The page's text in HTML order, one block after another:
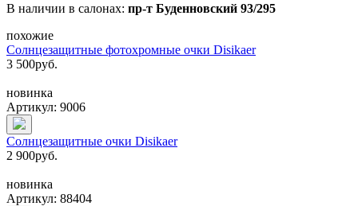
В наличии в салонах: пр-т Буденновский 93/295
похожие
Солнцезащитные фотохромные очки Disikaer
3 500руб.
новинка
Артикул: 9006
Солнцезащитные очки Disikaer
2 900руб.
новинка
Артикул: 88404